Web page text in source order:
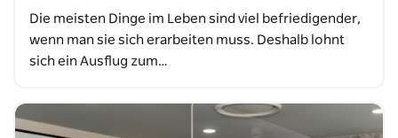
Die meisten Dinge im Leben sind viel befriedigender,
wenn man sie sich erarbeiten muss. Deshalb lohnt
sich ein Ausflug zum…